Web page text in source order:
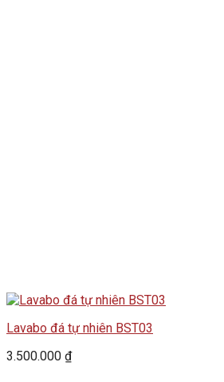
Lavabo đá tự nhiên BST03
3.500.000 ₫